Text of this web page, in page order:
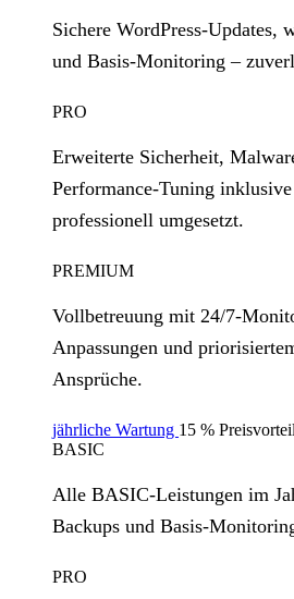
Sichere WordPress‑Updates,
und Basis‑Monitoring –
PRO
Erweiterte Sicherheit,
Performance‑Tuning
professionell umgesetzt.
PREMIUM
Vollbetreuung mit 24/
Anpassungen und
Ansprüche.
jährliche Wartung 15 % Preisvorteil
BASIC
Alle BASIC‑Leistungen im
Backups und
PRO